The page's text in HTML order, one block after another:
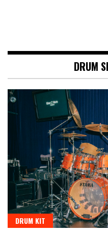
DRUM
DRUM KIT